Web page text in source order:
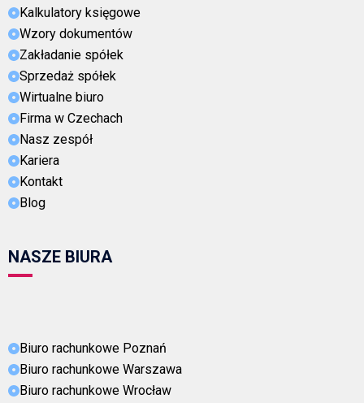
Kalkulatory księgowe
Wzory dokumentów
Zakładanie spółek
Sprzedaż spółek
Wirtualne biuro
Firma w Czechach
Nasz zespół
Kariera
Kontakt
Blog
NASZE BIURA
Biuro rachunkowe Poznań
Biuro rachunkowe Warszawa
Biuro rachunkowe Wrocław